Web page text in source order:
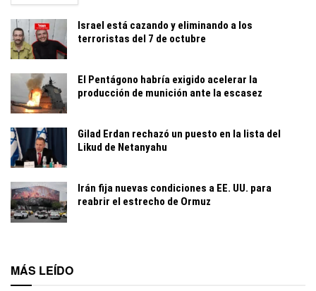
Israel está cazando y eliminando a los
terroristas del 7 de octubre
El Pentágono habría exigido acelerar la
producción de munición ante la escasez
Gilad Erdan rechazó un puesto en la lista del
Likud de Netanyahu
Irán fija nuevas condiciones a EE. UU. para
reabrir el estrecho de Ormuz
MÁS LEÍDO